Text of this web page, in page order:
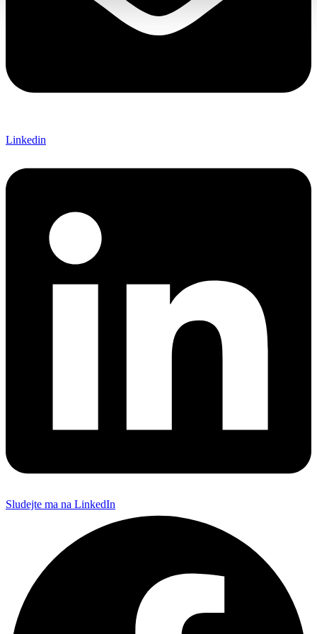
Linkedin
Sludejte ma na LinkedIn